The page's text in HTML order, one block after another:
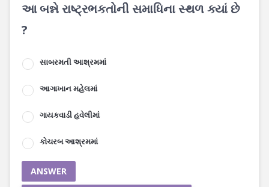
આ બન્ને રાષ્ટ્રભકતોની સમાધિના સ્થળ ક્યાં છે
?
સાબરમતી આશ્રમમાં
આગાખાન મહેલમાં
ગાયકવાડી હવેલીમાં
કોચરબ આશ્રમમાં
ANSWER